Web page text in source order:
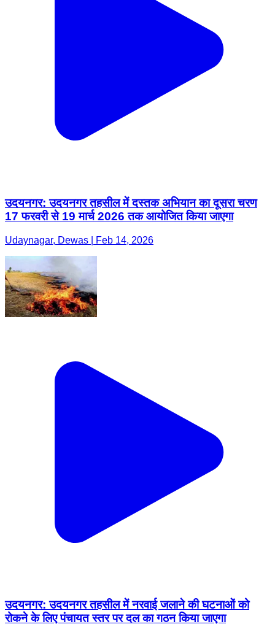
उदयनगर: उदयनगर तहसील में दस्तक अभियान का दूसरा चरण
17 फरवरी से 19 मार्च 2026 तक आयोजित किया जाएगा
Udaynagar, Dewas | Feb 14, 2026
उदयनगर: उदयनगर तहसील में नरवाई जलाने की घटनाओं को
रोकने के लिए पंचायत स्तर पर दल का गठन किया जाएगा